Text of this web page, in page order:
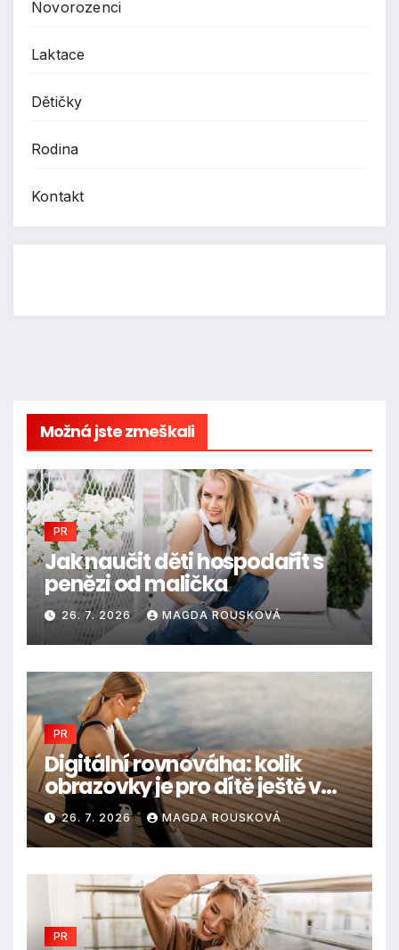
Novorozenci
Laktace
Dětičky
Rodina
Kontakt
Možná jste zmeškali
PR
Jak naučit děti hospodařit s
penězi od malička
26. 7. 2026 MAGDA ROUSKOVÁ
PR
Digitální rovnováha: kolik
obrazovky je pro dítě ještě v
pořádku
26. 7. 2026 MAGDA ROUSKOVÁ
PR